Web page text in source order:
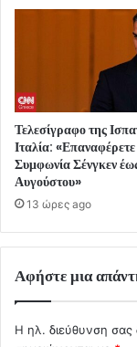
Τελεσίγραφο της
Ιταλία:
Συμφωνία Σένγκεν
Αυγούστου»
13 ώρες ago
Αφήστε μια
Η ηλ. διεύθυνση σας